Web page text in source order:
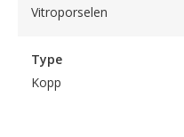
Vitroporselen
Type
Kopp